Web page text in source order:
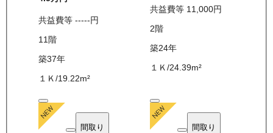
共益費等 -----円
11 階
築37年
１Ｋ /19.22m²
共益費等 11,000円
2階
築24年
１Ｋ/24.39m²
間取り 間取り